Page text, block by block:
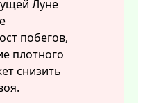
Луне
побегов,
плотного
снизить